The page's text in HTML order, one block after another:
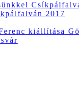
2017
kiállítása